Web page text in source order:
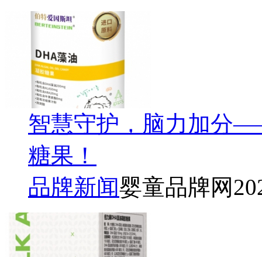
智慧守护，脑力加分
糖果！
品牌新闻婴童品牌网